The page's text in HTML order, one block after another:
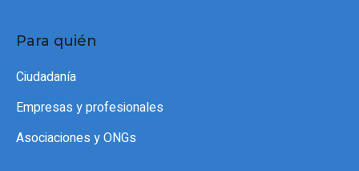
Para quién
Ciudadanía
Empresas y profesionales
Asociaciones y ONGs